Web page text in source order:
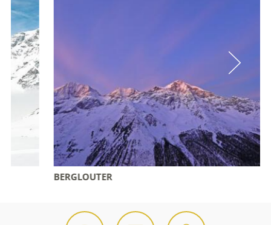
BERGLOUTER